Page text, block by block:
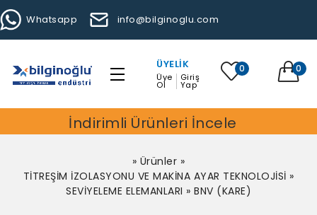
Whatsapp info@bilginoglu.com
ÜYELIK
Üye
Ol
Giriş
Yap
0 0
İndirimli Ürünleri İncele
» Ürünler »
TİTREŞİM İZOLASYONU VE MAKİNA AYAR TEKNOLOJİSİ »
SEVİYELEME ELEMANLARI » BNV (KARE)